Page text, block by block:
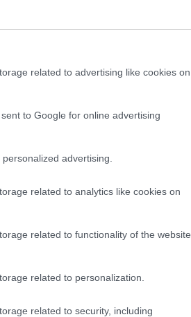
related to advertising like cookies on
to Google for online advertising
advertising.
related to analytics like cookies on
related to functionality of the website
related to personalization.
related to security, including
vagy a social médiában.